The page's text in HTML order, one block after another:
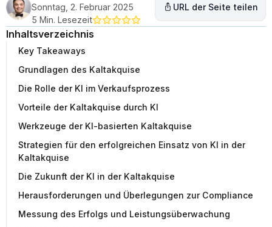
Sonntag, 2. Februar 2025
5 Min. Lesezeit
URL der Seite teilen
Inhaltsverzeichnis
Key Takeaways
Grundlagen des Kaltakquise
Die Rolle der KI im Verkaufsprozess
Vorteile der Kaltakquise durch KI
Werkzeuge der KI-basierten Kaltakquise
Strategien für den erfolgreichen Einsatz von KI in der
Kaltakquise
Die Zukunft der KI in der Kaltakquise
Herausforderungen und Überlegungen zur Compliance
Messung des Erfolgs und Leistungsüberwachung